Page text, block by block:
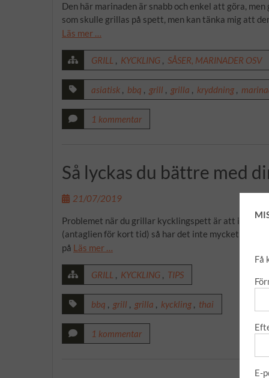
Den här marinaden är snabb och enkel att göra,
som skulle grillas på spett, men kan tänka mig att
Läs mer …
GRILL , KYCKLING , SÅSER, MARINADER OSV
asiatisk , bbq , grill , grilla , kryddning ,
1 kommentar
Så lyckas du bättre med
21/07/2019
Problemet när du grillar kycklingspett är att ibland
(antaglien för kort tid) så har det inte mycket smak.
på Läs mer …
GRILL KYCKLING TIPS
bbq grill grilla kyckling thai
1 kommentar
Få
E-